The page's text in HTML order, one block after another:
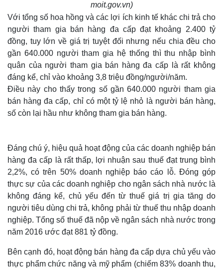
moit.gov.vn)
Với tổng số hoa hồng và các lợi ích kinh tế khác chi trả cho
người tham gia bán hàng đa cấp đạt khoảng 2.400 tỷ
đồng, tuy lớn về giá trị tuyệt đối nhưng nếu chia đều cho
gần 640.000 người tham gia hệ thống thì thu nhập bình
quân của người tham gia bán hàng đa cấp là rất không
đáng kể, chỉ vào khoảng 3,8 triệu đồng/người/năm.
Điều này cho thấy trong số gần 640.000 người tham gia
bán hàng đa cấp, chỉ có một tỷ lệ nhỏ là người bán hàng,
số còn lại hầu như không tham gia bán hàng.
Đáng chú ý, hiệu quả hoạt động của các doanh nghiệp bán
hàng đa cấp là rất thấp, lợi nhuận sau thuế đạt trung bình
2,2%, có trên 50% doanh nghiệp báo cáo lỗ. Đóng góp
thực sự của các doanh nghiệp cho ngân sách nhà nước là
không đáng kể, chủ yếu đến từ thuế giá trị gia tăng do
người tiêu dùng chi trả, không phải từ thuế thu nhập doanh
nghiệp. Tổng số thuế đã nộp về ngân sách nhà nước trong
năm 2016 ước đạt 881 tỷ đồng.
Bên cạnh đó, hoạt động bán hàng đa cấp dựa chủ yếu vào
thực phẩm chức năng và mỹ phẩm (chiếm 83% doanh thu,